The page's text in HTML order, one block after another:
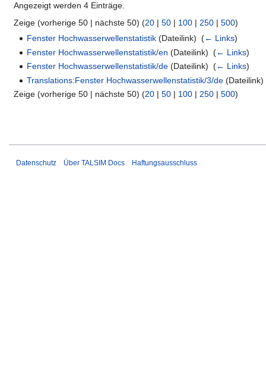
Angezeigt werden 4 Einträge.
Zeige (vorherige 50 | nächste 50) (20 | 50 | 100 | 250 | 500)
Fenster Hochwasserwellenstatistik (Dateilink) ‎(← Links)
Fenster Hochwasserwellenstatistik/en (Dateilink) ‎(← Links)
Fenster Hochwasserwellenstatistik/de (Dateilink) ‎(← Links)
Translations:Fenster Hochwasserwellenstatistik/3/de
Zeige (vorherige 50 | nächste 50) (20 | 50 | 100 | 250 | 500)
Datenschutz Über TALSIM Docs Haftungsausschluss